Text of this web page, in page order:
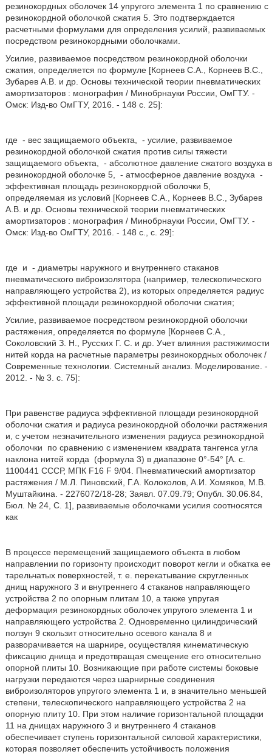
резинокордных оболочек 14 упругого элемента 1 по сравнению с
резинокордной оболочкой сжатия 5. Это подтверждается
расчетными формулами для определения усилий, развиваемых
посредством резинокордными оболочками.
Усилие, развиваемое посредством резинокордной оболочки
сжатия, определяется по формуле [Корнеев С.А., Корнеев В.С.,
Зубарев А.В. и др. Основы технической теории пневматических
амортизаторов : монография / Минобрнауки России, ОмГТУ. -
Омск: Изд-во ОмГТУ, 2016. - 148 с. 25]:
где - вес защищаемого объекта,
- усилие, развиваемое
резинокордной оболочкой сжатия против силы тяжести
защищаемого объекта,
- абсолютное давление сжатого воздуха в
резинокордной оболочке 5,
- атмосферное давление воздуха -
эффективная площадь резинокордной оболочки 5,
определяемая из условий [Корнеев С.А., Корнеев В.С., Зубарев
А.В. и др. Основы технической теории пневматических
амортизаторов : монография / Минобрнауки России, ОмГТУ. -
Омск: Изд-во ОмГТУ, 2016. - 148 с., с. 29]:
где и - диаметры наружного и внутреннего стаканов
пневматического виброизолятора (например, телескопического
направляющего устройства 2), из которых определяется радиус
эффективной площади резинокордной оболочки сжатия;
Усилие, развиваемое посредством резинокордной оболочки
растяжения, определяется по формуле [Корнеев С.А.,
Соколовский З. Н., Русских Г. С. и др. Учет влияния растяжимости
нитей корда на расчетные параметры резинокордных оболочек /
Современные технологии. Системный анализ. Моделирование. -
2012. - № 3. с. 75]:
При равенстве радиуса эффективной площади резинокордной
оболочки сжатия и радиуса резинокордной оболочки растяжения
и, с учетом незначительного изменения радиуса резинокордной
оболочки
по сравнению с изменением квадрата тангенса угла
наклона нитей корда
(формула 3) в диапазоне 0°-54° [А. с.
1100441 СССР, МПК F16 F 9/04. Пневматический амортизатор
растяжения / М.Л. Пиновский, Г.А. Колоколов, А.И. Хомяков, М.В.
Муштайкина. - 2276072/18-28; Заявл. 07.09.79; Опубл. 30.06.84,
Бюл. № 24, С. 1], развиваемые оболочками усилия соотносятся
как
В процессе перемещений защищаемого объекта в любом
направлении по горизонту происходит поворот кегли и обкатка ее
тарельчатых поверхностей, т. е. перекатывание скругленных
днищ наружного 3 и внутреннего 4 стаканов направляющего
устройства 2 по опорным плитам 10, а также упругая
деформация резинокордных оболочек упругого элемента 1 и
направляющего устройства 2. Одновременно цилиндрический
ползун 9 скользит относительно осевого канала 8 и
разворачивается на шарнире, осуществляя кинематическую
фиксацию днища и предотвращая смещение его относительно
опорной плиты 10. Возникающие при работе системы боковые
нагрузки передаются через шарнирные соединения
виброизоляторов упругого элемента 1 и, в значительно меньшей
степени, телескопического направляющего устройства 2 на
опорную плиту 10. При этом наличие горизонтальной площадки
11 на днищах наружного 3 и внутреннего 4 стаканов
обеспечивает ступень горизонтальной силовой характеристики,
которая позволяет обеспечить устойчивость положения